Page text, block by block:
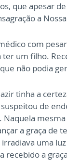
que apesar
a
com
ter um filho.
não podia
tinha a
de
Naquela
a graça
irradiava uma
recebido a